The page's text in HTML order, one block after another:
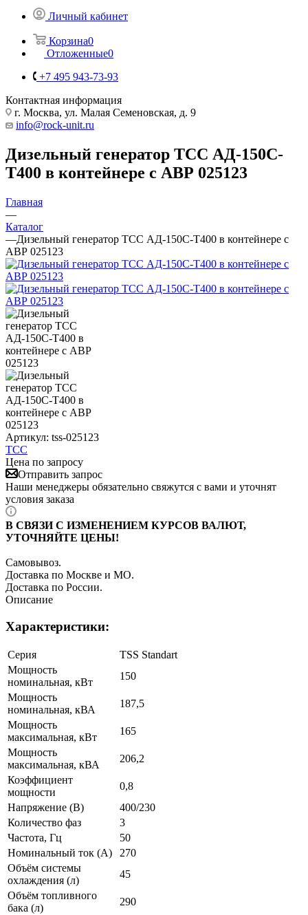
Личный кабинет
Корзина0
Отложенные0
+7 495 943-73-93
Контактная информация
г. Москва, ул. Малая Семеновская, д. 9
info@rock-unit.ru
Дизельный генератор ТСС АД-150С-
Т400 в контейнере с АВР 025123
Главная
—
Каталог
—Дизельный генератор ТСС АД-150С-Т400 в контейнере с
АВР 025123
Артикул: tss-025123
ТСС
Цена по запросу
Отправить запрос
Наши менеджеры обязательно свяжутся с вами и уточнят
условия заказа
В СВЯЗИ С ИЗМЕНЕНИЕМ КУРСОВ ВАЛЮТ,
УТОЧНЯЙТЕ ЦЕНЫ!
Самовывоз.
Доставка по Москве и МО.
Доставка по России.
Описание
Характеристики:
Серия
TSS Standart
Мощность
номинальная, кВт
150
Мощность
номинальная, кВА
187,5
Мощность
максимальная, кВт
165
Мощность
максимальная, кВА
206,2
Коэффициент
мощности
0,8
Напряжение (В)
400/230
Количество фаз
3
Частота, Гц
50
Номинальный ток (А)
270
Объём системы
охлаждения (л)
45
Объём топливного
бака (л)
290